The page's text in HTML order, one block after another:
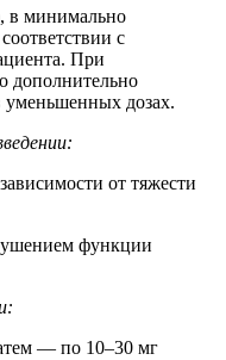
в минимально
с
При
дополнительно
уменьшенных дозах.
от тяжести
функции
— по 10–30 мг